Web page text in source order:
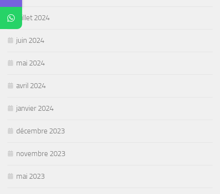
juillet 2024
juin 2024
mai 2024
avril 2024
janvier 2024
décembre 2023
novembre 2023
mai 2023